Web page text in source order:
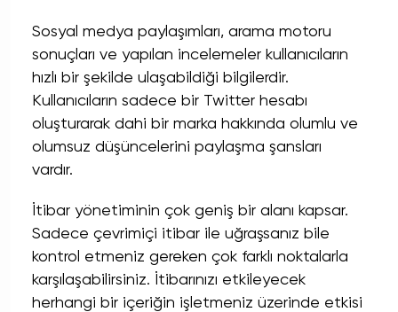
Sosyal medya paylaşımları, arama motoru
sonuçları ve yapılan incelemeler kullanıcıların
hızlı bir şekilde ulaşabildiği bilgilerdir.
Kullanıcıların sadece bir Twitter hesabı
oluşturarak dahi bir marka hakkında olumlu ve
olumsuz düşüncelerini paylaşma şansları
vardır.
İtibar yönetiminin çok geniş bir alanı kapsar.
Sadece çevrimiçi itibar ile uğraşsanız bile
kontrol etmeniz gereken çok farklı noktalarla
karşılaşabilirsiniz. İtibarınızı etkileyecek
herhangi bir içeriğin işletmeniz üzerinde etkisi